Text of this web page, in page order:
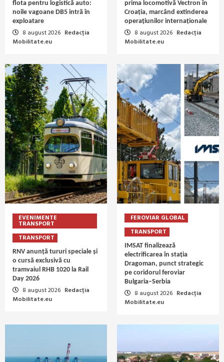
flota pentru logistică auto:
noile vagoane DB5 intră în
exploatare
8 august 2026 Redacția
Mobilitate.eu
prima locomotivă Vectron în
Croația, marcând extinderea
operațiunilor internaționale
8 august 2026 Redacția
Mobilitate.eu
EVENIMENTE
TRANSPORT
TRANSPORT
RNV anunță tururi speciale și
o cursă exclusivă cu
tramvaiul RHB 1020 la Rail
Day 2026
8 august 2026 Redacția
Mobilitate.eu
FEROVIAR GLOBAL
TRANSPORT
IMSAT finalizează
electrificarea în stația
Dragoman, punct strategic
pe coridorul feroviar
Bulgaria–Serbia
8 august 2026 Redacția
Mobilitate.eu